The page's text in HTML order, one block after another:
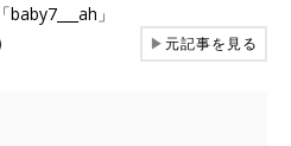
」
▶元記事を見る